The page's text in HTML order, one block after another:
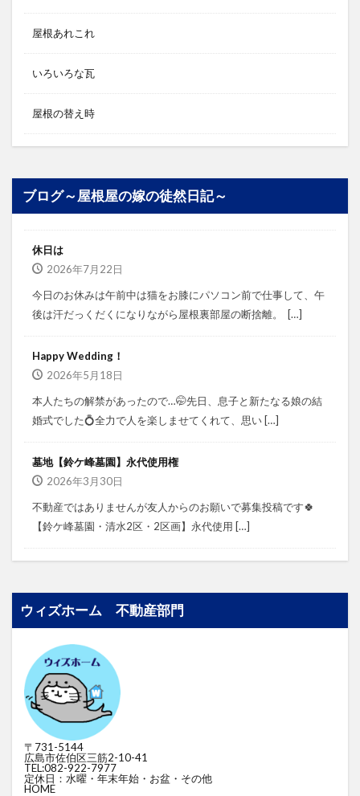
屋根あれこれ
いろいろな瓦
屋根の替え時
ブログ～屋根屋の嫁の徒然日記～
休日は
2026年7月22日
今日のお休みは午前中は猫をお膝にパソコン前で仕事して、午
後は汗だっくだくになりながら屋根裏部屋の断捨離。⁡ ⁡ […]
Happy Wedding！
2026年5月18日
本人たちの解禁があったので…🤭⁡⁡先日、息子と新たなる娘の結
婚式でした💍⁡⁡⁡全力で人を楽しませてくれて、思い […]
墓地【鈴ケ峰墓園】永代使用権
2026年3月30日
不動産ではありませんが⁡⁡友人からのお願いで募集投稿です🍀
⁡⁡⁡⁡【鈴ケ峰墓園・清水2区・2区画】⁡⁡永代使用 […]
ウィズホーム 不動産部門
〒731-5144
広島市佐伯区三筋2-10-41
TEL:082-922-7977
定休日：水曜・年末年始・お盆・その他
HOME